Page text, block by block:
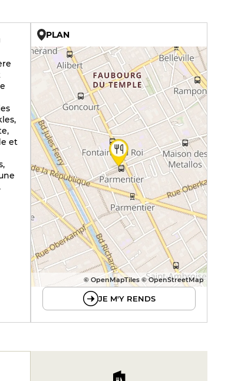
et
PLAN
© OpenMapTiles © OpenStreetMap
JE M'Y RENDS